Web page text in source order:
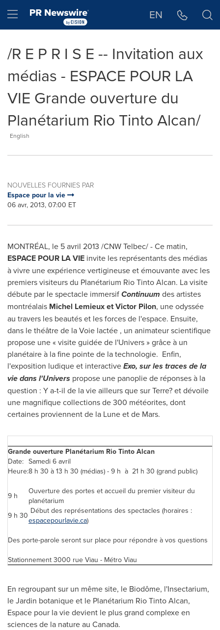
Hamburger menu EN
/R E P R I S E -- Invitation aux
médias - ESPACE POUR LA
VIE Grande ouverture du
Planétarium Rio Tinto Alcan/
English
NOUVELLES FOURNIES PAR
Espace pour la vie
06 avr, 2013, 07:00 ET
MONTRÉAL, le 5 avril 2013 /CNW Telbec/ - Ce matin,
ESPACE POUR LA VIE invite les représentants des médias
à vivre une expérience vertigineuse et émouvante avec les
premiers visiteurs du Planétarium Rio Tinto Alcan. La visite
débute par le spectacle immersifContinuum des artistes
montréalais Michel LemieuxetVictor Pilon, une odyssée
au travers les beautés et les forces de l'espace. Ensuite,
dans le théâtre de la Voie lactée , un animateur scientifique
propose une « visite guidée de l'Univers » grâce à un
planétaire à la fine pointe de la technologie. Enfin,
l'exposition ludique et interactiveExo, sur les traces de la
vie dans l'Univers propose une panoplie de réponses à la
question : Y a-t-il de la vie ailleurs que sur Terre? et dévoile
une magnifique collections de 300 météorites, dont
certaines proviennent de la Lune et de Mars.
Grande ouverture Planétarium Rio Tinto Alcan
Date: Samedi 6 avril
Heure:8 h 30 à 13 h 30 (médias) - 9 h à 21 h 30 (grand public)
9 h
Ouverture des portes et accueil du premier visiteur du
planétarium
9 h 30 Début des représentations des spectacles (horaires :
espacepourlavie.ca)
Des porte-parole seront sur place pour répondre à vos questions
Stationnement 3000 rue Viau - Métro Viau
En regroupant sur un même site, le Biodôme, l'Insectarium,
le Jardin botanique et le Planétarium Rio Tinto Alcan,
Espace pour la vie devient le plus grand complexe en
sciences de la nature au Canada.